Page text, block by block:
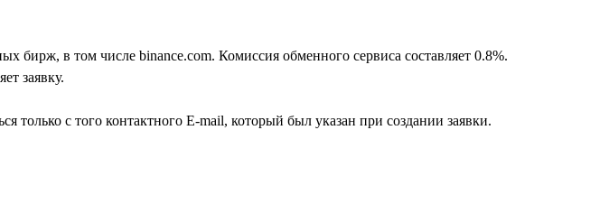
бирж, в том числе binance.com. Комиссия обменного сервиса составляет 0.8%.
заявку.
только с того контактного Е-mail, который был указан при создании заявки.